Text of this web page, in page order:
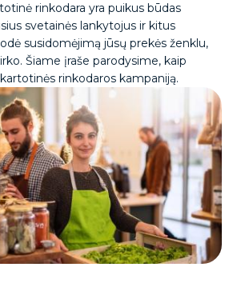
rinkodara yra puikus būdas
svetainės lankytojus ir kitus
susidomėjimą jūsų prekės ženklu,
Šiame įraše parodysime, kaip
rinkodaros kampaniją.